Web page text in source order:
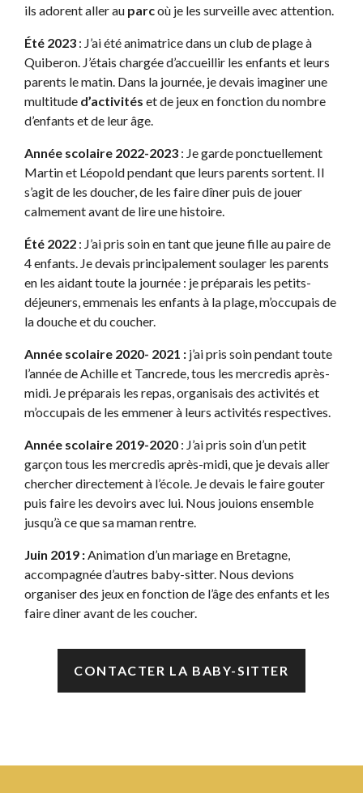
ils adorent aller au parcoù je les surveille avec attention.
Été 2023 : J’ai été animatrice dans un club de plage à
Quiberon. J’étais chargée d’accueillir les enfants et leurs
parents le matin. Dans la journée, je devais imaginer une
multitude d’activités et de jeux en fonction du nombre
d’enfants et de leur âge.
Année scolaire 2022-2023 : Je garde ponctuellement
Martin et Léopold pendant que leurs parents sortent. Il
s’agit de les doucher, de les faire dîner puis de jouer
calmement avant de lire une histoire.
Été 2022 : J’ai pris soin en tant que jeune fille au paire de
4 enfants. Je devais principalement soulager les parents
en les aidant toute la journée : je préparais les petits-
déjeuners, emmenais les enfants à la plage, m’occupais de
la douche et du coucher.
Année scolaire 2020- 2021 : j’ai pris soin pendant toute
l’année de Achille et Tancrede, tous les mercredis après-
midi. Je préparais les repas, organisais des activités et
m’occupais de les emmener à leurs activités respectives.
Année scolaire 2019-2020 : J’ai pris soin d’un petit
garçon tous les mercredis après-midi, que je devais aller
chercher directement à l’école. Je devais le faire gouter
puis faire les devoirs avec lui. Nous jouions ensemble
jusqu’à ce que sa maman rentre.
Juin 2019 :Animation d’un mariage en Bretagne,
accompagnée d’autres baby-sitter. Nous devions
organiser des jeux en fonction de l’âge des enfants et les
faire diner avant de les coucher.
CONTACTER LA BABY-SITTER